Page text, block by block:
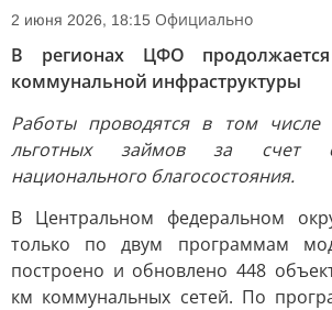
2 июня 2026, 18:15 Официально
В регионах ЦФО
коммунальной инфраструктуры
Работы проводятся в том числе
льготных займов за счет
национального благосостояния.
В Центральном федеральном
только по двум программам
построено и обновлено 448
км коммунальных сетей. По